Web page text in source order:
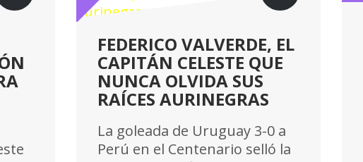
FEDERICO VALVERDE, EL
CAPITÁN CELESTE QUE
NUNCA OLVIDA SUS
RAÍCES AURINEGRAS
La goleada de Uruguay 3-0 a
Perú en el Centenario selló la